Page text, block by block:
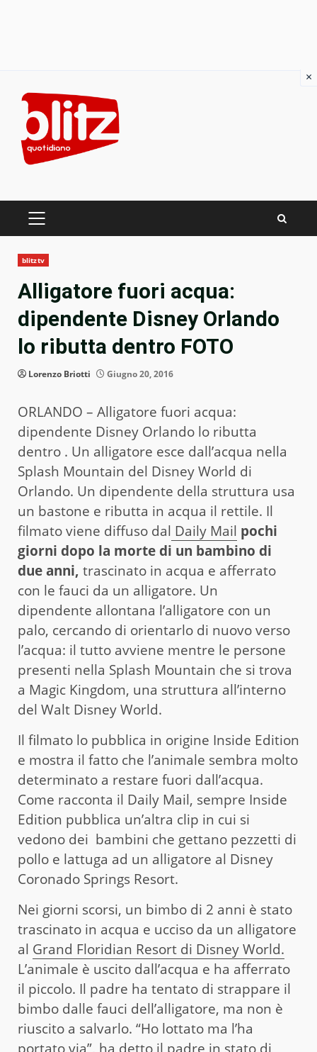
content
PRIMARY
blitztv
Alligatore fuori acqua:
dipendente Disney Orlando
lo ributta dentro FOTO
Lorenzo Briotti Giugno 20, 2016
ORLANDO – Alligatore fuori acqua:
dipendente Disney Orlando lo ributta
dentro . Un alligatore esce dall’acqua nella
Splash Mountain del Disney World di
Orlando. Un dipendente della struttura usa
un bastone e ributta in acqua il rettile. Il
filmato viene diffuso dal Daily Mail pochi
giorni dopo la morte di un bambino di
due anni, trascinato in acqua e afferrato
con le fauci da un alligatore. Un
dipendente allontana l’alligatore con un
palo, cercando di orientarlo di nuovo verso
l’acqua: il tutto avviene mentre le persone
presenti nella Splash Mountain che si trova
a Magic Kingdom, una struttura all’interno
del Walt Disney World.
Il filmato lo pubblica in origine Inside Edition
e mostra il fatto che l’animale sembra molto
determinato a restare fuori dall’acqua.
Come racconta il Daily Mail, sempre Inside
Edition pubblica un’altra clip in cui si
vedono dei bambini che gettano pezzetti di
pollo e lattuga ad un alligatore al Disney
Coronado Springs Resort.
Nei giorni scorsi, un bimbo di 2 anni è stato
trascinato in acqua e ucciso da un alligatore
al Grand Floridian Resort di Disney World.
L’animale è uscito dall’acqua e ha afferrato
il piccolo. Il padre ha tentato di strappare il
bimbo dalle fauci dell’alligatore, ma non è
riuscito a salvarlo. “Ho lottato ma l’ha
×